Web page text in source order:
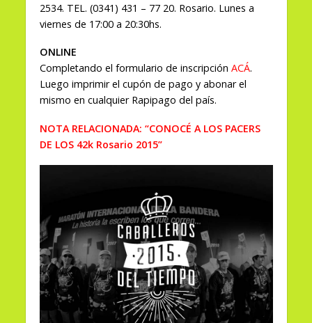
2534. TEL. (0341) 431 – 77 20. Rosario. Lunes a
viernes de 17:00 a 20:30hs.
ONLINE
Completando el formulario de inscripción ACÁ.
Luego imprimir el cupón de pago y abonar el
mismo en cualquier Rapipago del país.
NOTA RELACIONADA: “CONOCÉ A LOS PACERS
DE LOS 42k Rosario 2015”